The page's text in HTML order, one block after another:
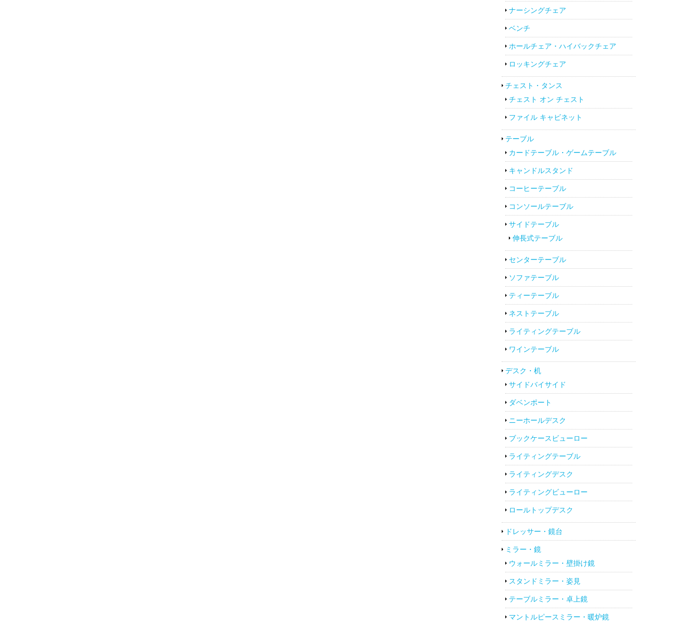
ナーシングチェア
ベンチ
ホールチェア・ハイバックチェア
ロッキングチェア
チェスト・タンス
チェスト オン チェスト
ファイル キャビネット
テーブル
カードテーブル・ゲームテーブル
キャンドルスタンド
コーヒーテーブル
コンソールテーブル
サイドテーブル
伸長式テーブル
センターテーブル
ソファテーブル
ティーテーブル
ネストテーブル
ライティングテーブル
ワインテーブル
デスク・机
サイドバイサイド
ダベンポート
ニーホールデスク
ブックケースビューロー
ライティングテーブル
ライティングデスク
ライティングビューロー
ロールトップデスク
ドレッサー・鏡台
ミラー・鏡
ウォールミラー・壁掛け鏡
スタンドミラー・姿見
テーブルミラー・卓上鏡
マントルピースミラー・暖炉鏡